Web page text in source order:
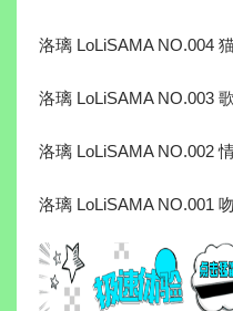
洛璃 LoLiSAMA NO.004
洛璃 LoLiSAMA NO.003
洛璃 LoLiSAMA NO.002
洛璃 LoLiSAMA NO.001